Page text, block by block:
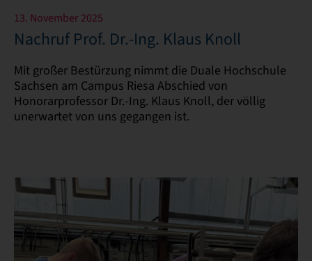
13. November 2025
Nachruf Prof. Dr.-Ing. Klaus Knoll
Mit großer Bestürzung nimmt die Duale Hochschule
Sachsen am Campus Riesa Abschied von
Honorarprofessor Dr.-Ing. Klaus Knoll, der völlig
unerwartet von uns gegangen ist.